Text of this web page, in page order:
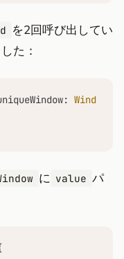
を2回呼び出してい
た：
Window
に value パ